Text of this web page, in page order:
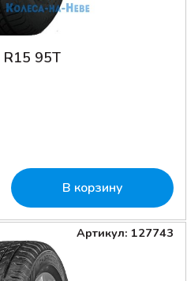
95T
В корзину
Артикул: 127743